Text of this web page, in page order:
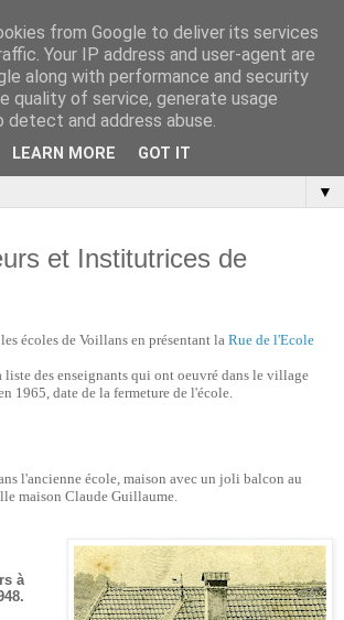
▼
et Institutrices de
écoles de Voillans en présentant la Rue de l'Ecole
des enseignants qui ont oeuvré dans le village
1965, date de la fermeture de l'école.
l'ancienne école, maison avec un joli balcon au
maison Claude Guillaume.
à
from Google to deliver its services
Your IP address and user-agent are
along with performance and security
quality of service, generate usage
and address abuse.
LEARN MORE GOT IT